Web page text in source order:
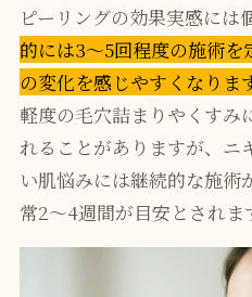
ピーリングの効果実感には
的には3〜5回程度の施術
の変化を感じやすくなりま
軽度の毛穴詰まりやくすみ
れることがありますが、ニ
い肌悩みには継続的な施術
常2〜4週間が目安とされま